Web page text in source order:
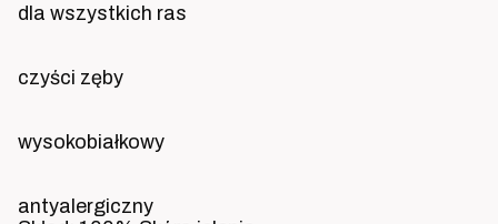
dla wszystkich ras
czyści zęby
wysokobiałkowy
antyalergiczny